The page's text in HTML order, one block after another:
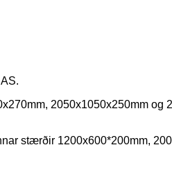
2050x1050x250mm og
stærðir 1200x600*200mm,